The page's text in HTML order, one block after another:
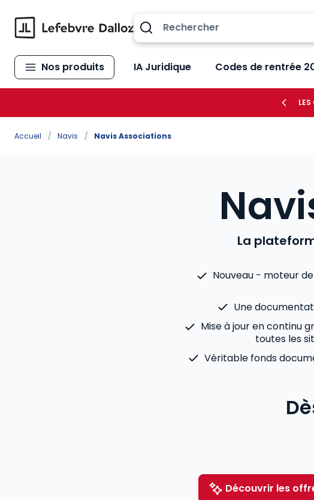
Nos produits IA Juridique Codes de rentrée
Accueil / Navis / Navis Associations
La
Nouveau - moteur
Une
Mise à jour en continu
toutes les
Véritable fonds
Découvrir les